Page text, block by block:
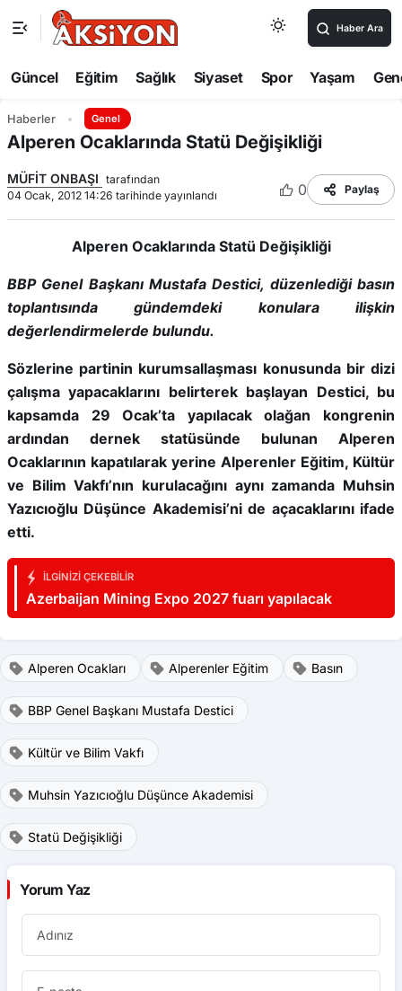
Haber Ara
Güncel Eğitim Sağlık Siyaset Spor Yaşam
Haberler Genel
Alperen Ocaklarında Statü Değişikliği
MÜFİT ONBAŞI tarafından
04 Ocak, 2012 14:26 tarihinde yayınlandı
0 Paylaş
Alperen Ocaklarında Statü Değişikliği
BBP Genel Başkanı Mustafa Destici, düzenlediği basın
toplantısında gündemdeki konulara ilişkin
değerlendirmelerde bulundu.
Sözlerine partinin kurumsallaşması konusunda bir dizi
çalışma yapacaklarını belirterek başlayan Destici, bu
kapsamda 29 Ocak’ta yapılacak olağan kongrenin
ardından dernek statüsünde bulunan Alperen
Ocaklarının kapatılarak yerine Alperenler Eğitim, Kültür
ve Bilim Vakfı’nın kurulacağını aynı zamanda Muhsin
Yazıcıoğlu Düşünce Akademisi’ni de açacaklarını ifade
etti.
İLGINIZI ÇEKEBILIR
Azerbaijan Mining Expo 2027 fuarı yapılacak
Alperen Ocakları Alperenler Eğitim Basın
BBP Genel Başkanı Mustafa Destici
Kültür ve Bilim Vakfı
Muhsin Yazıcıoğlu Düşünce Akademisi
Statü Değişikliği
Yorum Yaz